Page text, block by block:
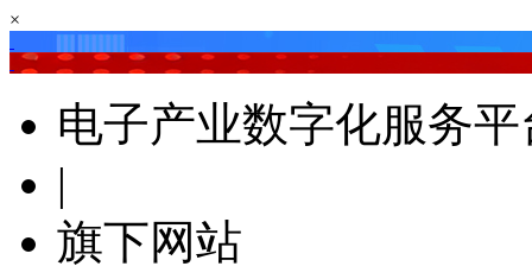
×
电子产业数字化服务平
|
旗下网站